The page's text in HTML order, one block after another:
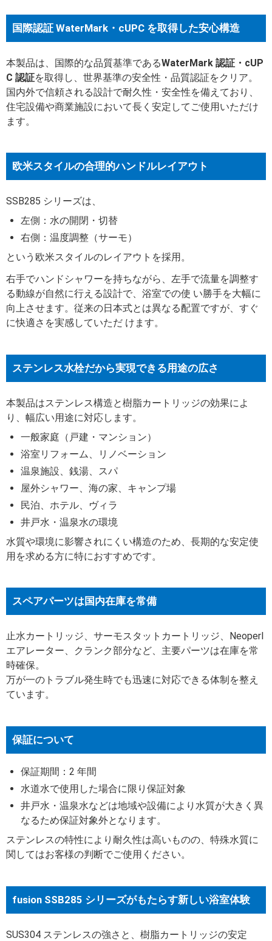
国際認証 WaterMark・cUPC を取得した安心構造
本製品は、国際的な品質基準であるWaterMark 認証・cUP
C 認証を取得し、世界基準の安全性・品質認証をクリア。
国内外で信頼される設計で耐久性・安全性を備えており、
住宅設備や商業施設において長く安定してご使用いただけ
ます。
欧米スタイルの合理的ハンドルレイアウト
SSB285 シリーズは、
左側：水の開閉・切替
右側：温度調整（サーモ）
という欧米スタイルのレイアウトを採用。
右手でハンドシャワーを持ちながら、左手で流量を調整す
る動線が自然に行える設計で、浴室での使 い勝手を大幅に
向上させます。従来の日本式とは異なる配置ですが、すぐ
に快適さを実感していただ けます。
ステンレス水栓だから実現できる用途の広さ
本製品はステンレス構造と樹脂カートリッジの効果によ
り、幅広い用途に対応します。
一般家庭（戸建・マンション）
浴室リフォーム、リノベーション
温泉施設、銭湯、スパ
屋外シャワー、海の家、キャンプ場
民泊、ホテル、ヴィラ
井戸水・温泉水の環境
水質や環境に影響されにくい構造のため、長期的な安定使
用を求める方に特におすすめです。
スペアパーツは国内在庫を常備
止水カートリッジ、サーモスタットカートリッジ、Neoperl
エアレーター、クランク部分など、主要パーツは在庫を常
時確保。
万が一のトラブル発生時でも迅速に対応できる体制を整え
ています。
保証について
保証期間：2 年間
水道水で使用した場合に限り保証対象
井戸水・温泉水などは地域や設備により水質が大きく異
なるため保証対象外となります。
ステンレスの特性により耐久性は高いものの、特殊水質に
関してはお客様の判断でご使用ください。
fusion SSB285 シリーズがもたらす新しい浴室体験
SUS304 ステンレスの強さと、樹脂カートリッジの安定